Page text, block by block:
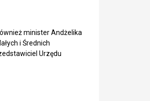
minister Andżelika
i Średnich
Urzędu